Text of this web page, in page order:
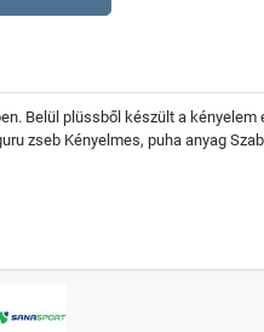
Belül plüssből készült a
zseb Kényelmes, puha anyag